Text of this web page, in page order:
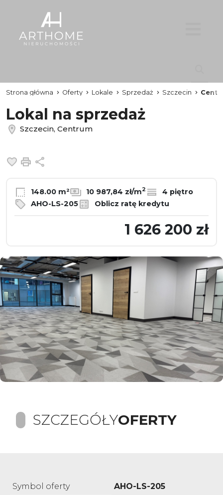
Strona główna Oferty Lokale Sprzedaż Szczecin
Lokal na sprzedaż
Szczecin, Centrum
Dodaj do ulubionych
Drukuj
148.00 m² 10 987,84 zł/m2
4 piętro
AHO-LS-205
Oblicz ratę kredytu
1 626 200 zł
SZCZEGÓŁYOFERTY
Symbol oferty
AHO-LS-205